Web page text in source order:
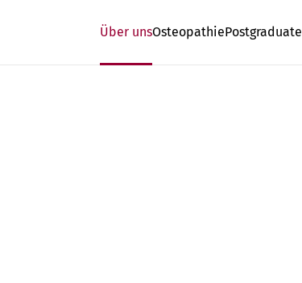
Über unsOsteopathiePostgraduate